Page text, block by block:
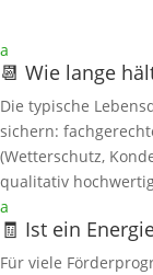
a
📆 Wie lange
Die typische
sichern:
(Wetterschutz,
qualitativ
a
🧾 Ist ein
Für viele